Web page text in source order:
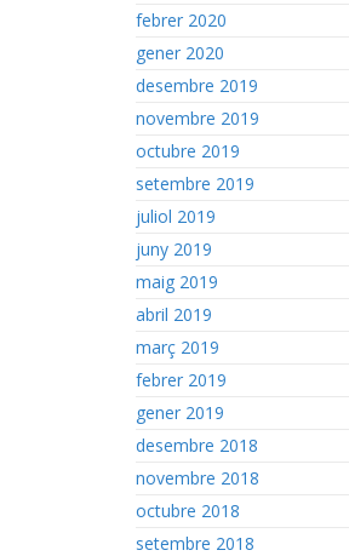
febrer 2020
gener 2020
desembre 2019
novembre 2019
octubre 2019
setembre 2019
juliol 2019
juny 2019
maig 2019
abril 2019
març 2019
febrer 2019
gener 2019
desembre 2018
novembre 2018
octubre 2018
setembre 2018